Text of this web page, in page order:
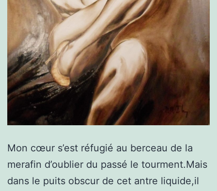
Mon cœur s’est réfugié au berceau de la
merafin d’oublier du passé le tourment.Mais
dans le puits obscur de cet antre liquide,il